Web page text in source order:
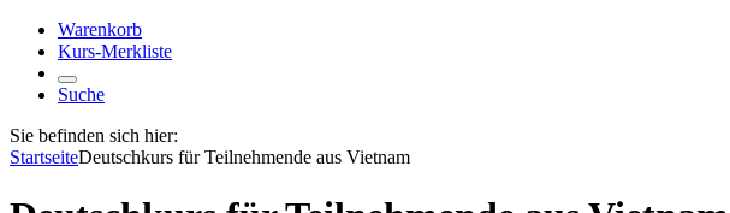
Warenkorb
Kurs-Merkliste
Suche
Sie befinden sich hier:
StartseiteDeutschkurs für Teilnehmende aus Vietnam